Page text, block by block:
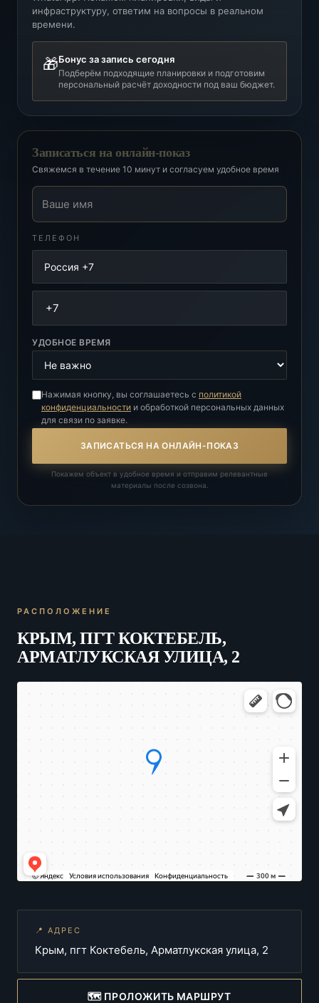
инфраструктуру, ответим на вопросы в реальном
времени.
🎁Бонус за запись сегодня
Подберём подходящие планировки и подготовим
персональный расчёт доходности под ваш бюджет.
Записаться на онлайн-показ
Свяжемся в течение 10 минут и согласуем удобное время
Ваше имя
ТЕЛЕФОН
УДОБНОЕ ВРЕМЯ
Нажимая кнопку, вы соглашаетесь с политикой
конфиденциальности и обработкой персональных данных
для связи по заявке.
ЗАПИСАТЬСЯ НА ОНЛАЙН-ПОКАЗ
Покажем объект в удобное время и отправим релевантные
материалы после созвона.
РАСПОЛОЖЕНИЕ
КРЫМ, ПГТ КОКТЕБЕЛЬ,
АРМАТЛУКСКАЯ УЛИЦА, 2
📍 АДРЕС
Крым, пгт Коктебель, Арматлукская улица, 2
🗺️ ПРОЛОЖИТЬ МАРШРУТ